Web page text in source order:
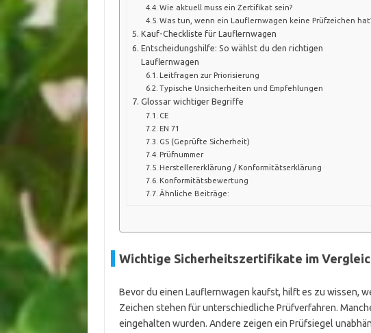
Wie aktuell muss ein Zertifikat sein?
Was tun, wenn ein Lauflernwagen keine Prüfzeichen
Kauf-Checkliste für Lauflernwagen
Entscheidungshilfe: So wählst du den richtigen
Lauflernwagen
Leitfragen zur Priorisierung
Typische Unsicherheiten und Empfehlungen
Glossar wichtiger Begriffe
CE
EN 71
GS (Geprüfte Sicherheit)
Prüfnummer
Herstellererklärung / Konformitätserklärung
Konformitätsbewertung
Ähnliche Beiträge:
Wichtige Sicherheitszertifikate im
Bevor du einen Lauflernwagen kaufst, hilft es zu wissen,
Zeichen stehen für unterschiedliche Prüfverfahren.
eingehalten wurden. Andere zeigen ein Prüfsiegel